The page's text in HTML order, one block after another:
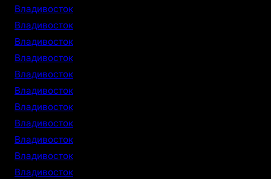
Владивосток
Владивосток
Владивосток
Владивосток
Владивосток
Владивосток
Владивосток
Владивосток
Владивосток
Владивосток
Владивосток